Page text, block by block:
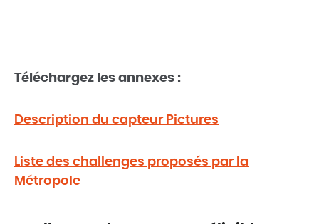
Téléchargez les annexes :
Description du capteur Pictures
Liste des challenges proposés par la
Métropole